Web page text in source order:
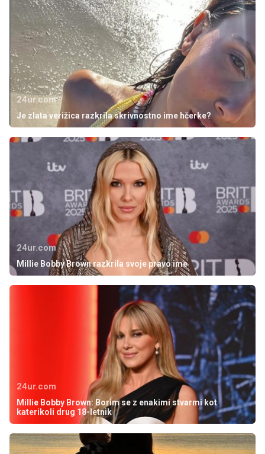
24ur.com
Je zlata verižica razkrila skrivnostno ime hčerke?
24ur.com
Millie Bobby Brown razkrila svoje pravo ime
24ur.com
Millie Bobby Brown: Borim se z enakimi stvarmi kot
katerikoli drug 18-letnik